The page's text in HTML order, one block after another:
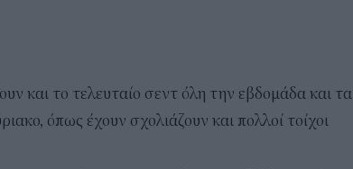
και το τελευταίο σεντ όλη την εβδομάδα και τα
όπως έχουν σχολιάζουν και πολλοί τοίχοι